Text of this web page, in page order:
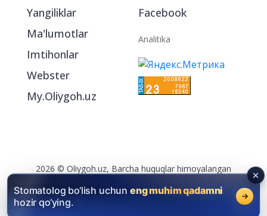
Yangiliklar
Ma'lumotlar
Imtihonlar
Webster
My.Oliygoh.uz
Facebook
Analitika
2026 © Oliygoh.uz, Barcha huquqlar himoyalangan
Reklama/Foydalanish shartlari
Stomatolog bo‘lish uchun eng muhim qadamni
hozir qo‘ying.